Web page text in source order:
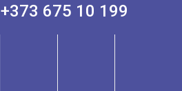
+373 675 10 199